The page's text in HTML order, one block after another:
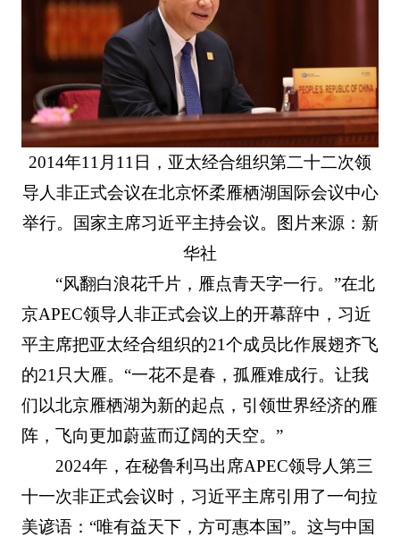
2014年11月11日，亚太经合组织第二十二次领
导人非正式会议在北京怀柔雁栖湖国际会议中心
举行。国家主席习近平主持会议。图片来源：新
华社
“风翻白浪花千片，雁点青天字一行。”在北
京APEC领导人非正式会议上的开幕辞中，习近
平主席把亚太经合组织的21个成员比作展翅齐飞
的21只大雁。“一花不是春，孤雁难成行。让我
们以北京雁栖湖为新的起点，引领世界经济的雁
阵，飞向更加蔚蓝而辽阔的天空。”
2024年，在秘鲁利马出席APEC领导人第三
十一次非正式会议时，习近平主席引用了一句拉
美谚语：“唯有益天下，方可惠本国”。这与中国